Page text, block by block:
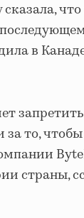
в
то,
страны,